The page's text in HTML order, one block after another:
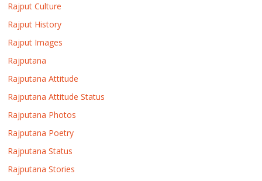
Rajput Culture
Rajput History
Rajput Images
Rajputana
Rajputana Attitude
Rajputana Attitude Status
Rajputana Photos
Rajputana Poetry
Rajputana Status
Rajputana Stories